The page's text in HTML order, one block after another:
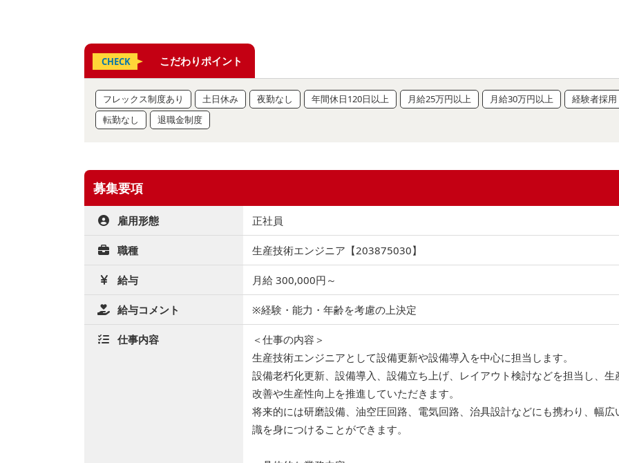
CHECK こだわりポイント
フレックス制度あり 土日休み 夜勤なし 年間休日120日以上 月給25万円以上 月給30万円以上
経験者採用
転勤なし
退職金制度
募集要項
雇用形態 正社員
職種 生産技術エンジニア【203875030】
給与 月給 300,000円～
給与コメント ※経験・能力・年齢を考慮の上決定
仕事内容
＜仕事の内容＞
生産技術エンジニアとして設備更新や設備導入を中心に担当します。
設備老朽化更新、設備導入、設備立ち上げ、レイアウト検討などを担当し、生
改善や生産性向上を推進していただきます。
将来的には研磨設備、油空圧回路、電気回路、治具設計などにも携わり、幅広
識を身につけることができます。